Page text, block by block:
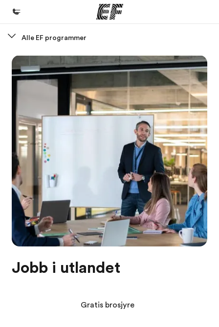
Velkommen til EF
Programmer
Kontorer
Finn et kontor
Om oss
Hvem vi er
Karriere
Bli en del av vårt team
Alle EF programmer
Jobb i utlandet
Gratis brosjyre